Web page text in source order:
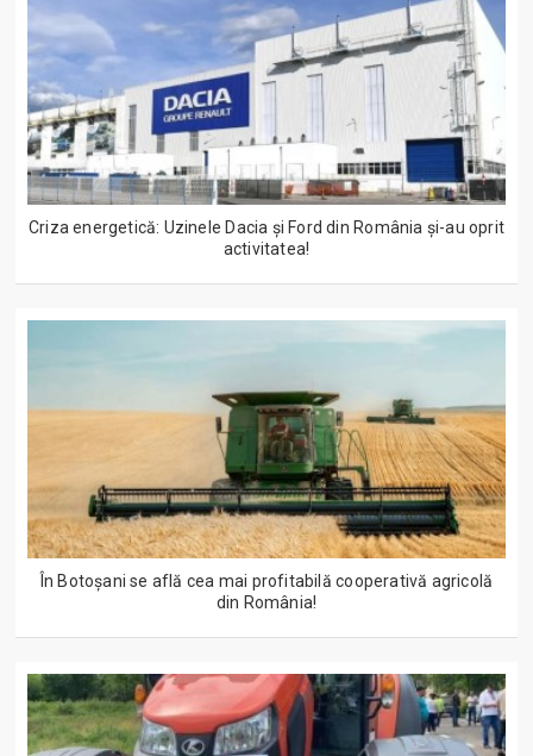
Criza energetică: Uzinele Dacia și Ford din România și-au oprit
activitatea!
În Botoșani se află cea mai profitabilă cooperativă agricolă
din România!